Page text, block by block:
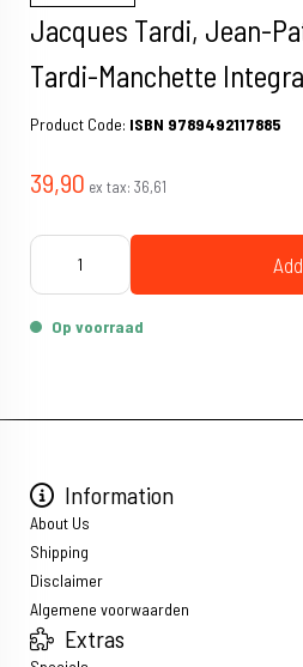
Jacques Tardi, Jean-
Tardi-Manchette
Product Code: ISBN 9789492117885
39,90 ex tax: 36,61
Op voorraad
Information
About Us
Shipping
Disclaimer
Algemene voorwaarden
Extras